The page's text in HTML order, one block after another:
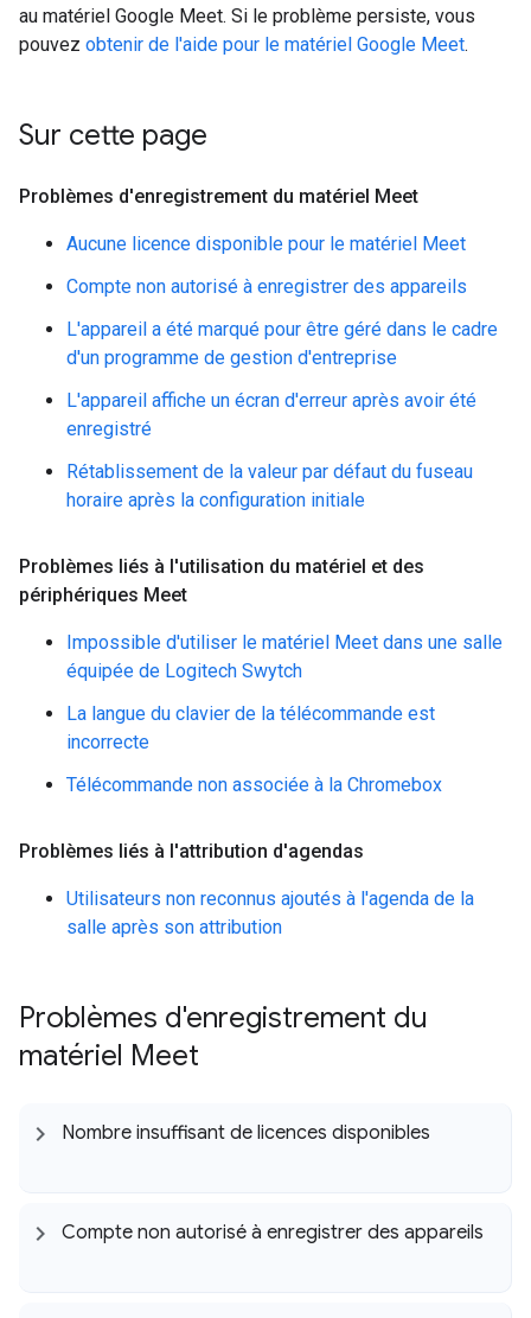
au matériel Google Meet. Si le problème persiste, vous
pouvez obtenir de l'aide pour le matériel Google Meet.
Sur cette page
Problèmes d'enregistrement du matériel Meet
Aucune licence disponible pour le matériel Meet
Compte non autorisé à enregistrer des appareils
L'appareil a été marqué pour être géré dans le cadre
d'un programme de gestion d'entreprise
L'appareil affiche un écran d'erreur après avoir été
enregistré
Rétablissement de la valeur par défaut du fuseau
horaire après la configuration initiale
Problèmes liés à l'utilisation du matériel et des
périphériques Meet
Impossible d'utiliser le matériel Meet dans une salle
équipée de Logitech Swytch
La langue du clavier de la télécommande est
incorrecte
Télécommande non associée à la Chromebox
Problèmes liés à l'attribution d'agendas
Utilisateurs non reconnus ajoutés à l'agenda de la
salle après son attribution
Problèmes d'enregistrement du
matériel Meet
Nombre insuffisant de licences disponibles
Compte non autorisé à enregistrer des appareils